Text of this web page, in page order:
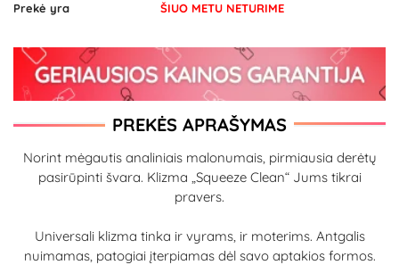
Prekė yra ŠIUO METU NETURIME
PREKĖS APRAŠYMAS
Norint mėgautis analiniais malonumais, pirmiausia derėtų
pasirūpinti švara. Klizma „Squeeze Clean“ Jums tikrai
pravers.
Universali klizma tinka ir vyrams, ir moterims. Antgalis
nuimamas, patogiai įterpiamas dėl savo aptakios formos.